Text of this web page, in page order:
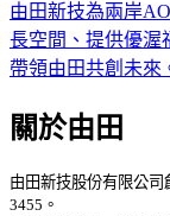
由田新技為兩岸
長空間、提供優渥
帶領由田共創未來
關於由田
由田新技股份有限公
3455。